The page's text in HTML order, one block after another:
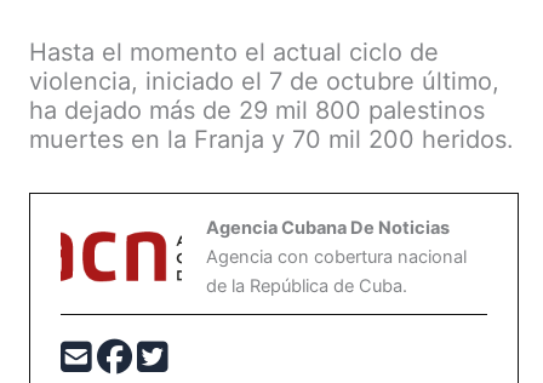
Hasta el momento el actual ciclo de
violencia, iniciado el 7 de octubre último,
ha dejado más de 29 mil 800 palestinos
muertes en la Franja y 70 mil 200 heridos.
Agencia Cubana De Noticias
Agencia con cobertura nacional
de la República de Cuba.